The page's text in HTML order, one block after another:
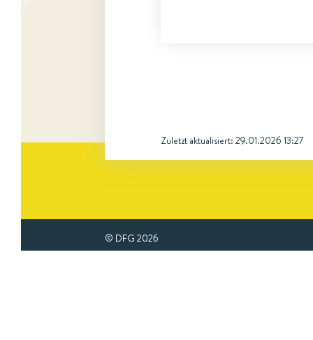
Zuletzt aktualisiert: 29.01.2026 13:27
© DFG 2026